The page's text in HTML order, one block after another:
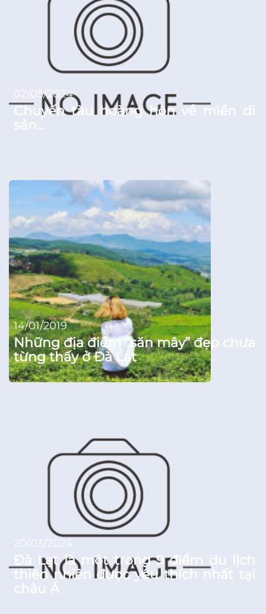
02/05/2024
Chuyến tàu hoàng hôn về miền di
sản…
14/01/2019
Những địa điểm “săn mây” đẹp chưa
từng thấy ở Đà Lạt
20/03/2024
Đà Lạt là một trong 9 điểm du lịch
thiên nhiên được yêu thích nhất tại
châu Á